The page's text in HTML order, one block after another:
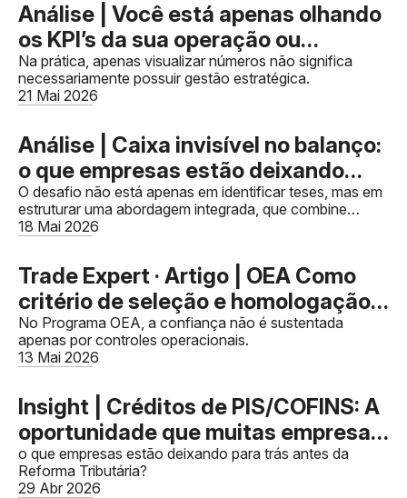
Análise | Você está apenas olhando
os KPI’s da sua operação ou
realmente transformando dados em
decisões?
Na prática, apenas visualizar números não significa
necessariamente possuir gestão estratégica.
21 Mai 2026
Análise | Caixa invisível no balanço:
o que empresas estão deixando
para trás antes da Reforma
Tributária
O desafio não está apenas em identificar teses, mas em
estruturar uma abordagem integrada, que combine
profundidade técnica, governança e alinhamento com o
18 Mai 2026
Trade Expert · Artigo | OEA Como
critério de seleção e homologação
de parceiros: A importância da
conformidade na cadeia logística
No Programa OEA, a confiança não é sustentada
apenas por controles operacionais.
13 Mai 2026
Insight | Créditos de PIS/COFINS: A
oportunidade que muitas empresas
ainda não capturaram
o que empresas estão deixando para trás antes da
Reforma Tributária?
29 Abr 2026